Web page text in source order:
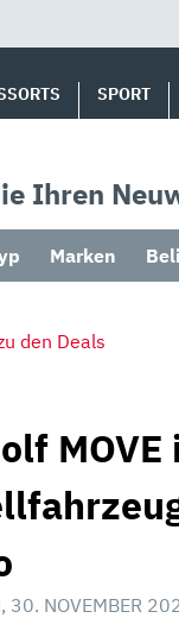
SPORT
Ihren
Marken
den Deals
30. NOVEMBER